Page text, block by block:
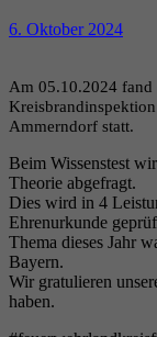
6. Oktober 2024
Am 05.10.2024 fand
Ammerndorf statt.
Beim Wissenstest
Theorie abgefragt.
Dies wird in 4
Ehrenurkunde
Thema dieses Jahr
Bayern.
Wir gratulieren
haben.